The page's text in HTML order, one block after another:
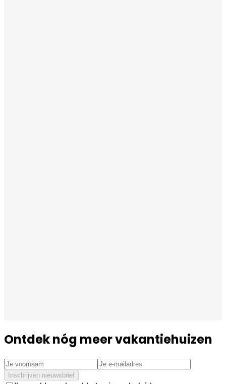
Ontdek nóg meer vakantiehuizen
Inschrijven nieuwsbrief